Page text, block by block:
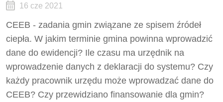
16 cze 2021
CEEB - zadania gmin związane ze spisem źródeł
ciepła. W jakim terminie gmina powinna wprowadzić
dane do ewidencji? Ile czasu ma urzędnik na
wprowadzenie danych z deklaracji do systemu? Czy
każdy pracownik urzędu może wprowadzać dane do
CEEB? Czy przewidziano finansowanie dla gmin?